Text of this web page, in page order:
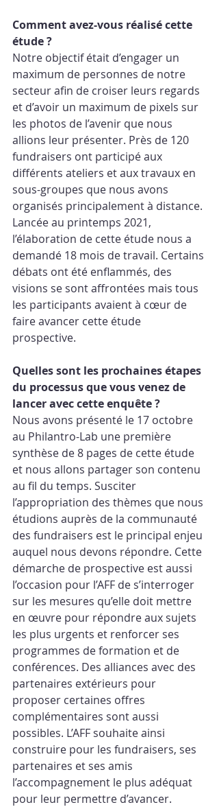
Comment avez-vous réalisé cette
étude ?
Notre objectif était d’engager un
maximum de personnes de notre
secteur afin de croiser leurs regards
et d’avoir un maximum de pixels sur
les photos de l’avenir que nous
allions leur présenter. Près de 120
fundraisers ont participé aux
différents ateliers et aux travaux en
sous-groupes que nous avons
organisés principalement à distance.
Lancée au printemps 2021,
l’élaboration de cette étude nous a
demandé 18 mois de travail. Certains
débats ont été enflammés, des
visions se sont affrontées mais tous
les participants avaient à cœur de
faire avancer cette étude
prospective.
Quelles sont les prochaines étapes
du processus que vous venez de
lancer avec cette enquête ?
Nous avons présenté le 17 octobre
au Philantro-Lab une première
synthèse de 8 pages de cette étude
et nous allons partager son contenu
au fil du temps. Susciter
l’appropriation des thèmes que nous
étudions auprès de la communauté
des fundraisers est le principal enjeu
auquel nous devons répondre. Cette
démarche de prospective est aussi
l’occasion pour l’AFF de s’interroger
sur les mesures qu’elle doit mettre
en œuvre pour répondre aux sujets
les plus urgents et renforcer ses
programmes de formation et de
conférences. Des alliances avec des
partenaires extérieurs pour
proposer certaines offres
complémentaires sont aussi
possibles. L’AFF souhaite ainsi
construire pour les fundraisers, ses
partenaires et ses amis
l’accompagnement le plus adéquat
pour leur permettre d’avancer.